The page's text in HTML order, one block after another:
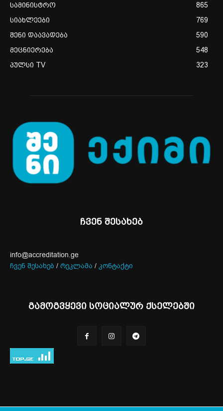
სამინისტრო
865
სიახლეები
769
შენი დაავადება
590
მეცნიერება
548
პულსი TV
323
ჩვენ შესახებ
info@accreditation.ge
ჩვენ შესახებ / რეკლამა / კონტაქტი
გამოგვყევი სოციალურ ქსელებში